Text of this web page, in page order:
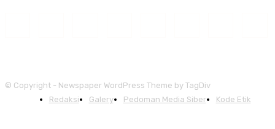
© Copyright - Newspaper WordPress Theme by TagDiv
Redaksi
Galery Pedoman Media Siber Kode Etik